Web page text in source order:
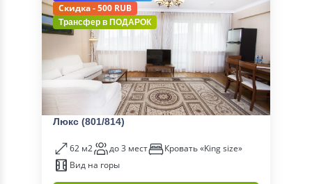
Скидка - 500 RUB
Трансфер в ПОДАРОК
Люкс (801/814)
62 м2 до 3 мест
Кровать «King size»
Вид на горы